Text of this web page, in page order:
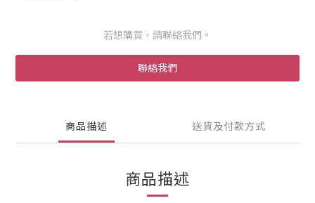
若想購買，請聯絡我們。
聯絡我們
商品描述 送貨及付款方式
商品描述